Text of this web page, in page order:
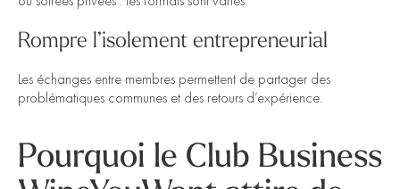
Rompre l’isolement entrepreneurial
Les échanges entre membres permettent de partager des
problématiques communes et des retours d’expérience.
Pourquoi le Club Business